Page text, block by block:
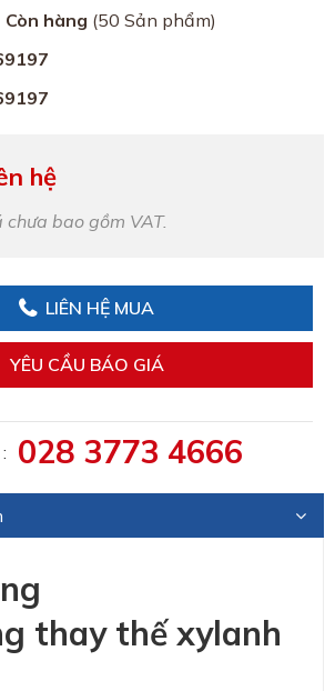
Còn hàng (50 Sản phẩm)
hệ
chưa bao gồm VAT.
LIÊN HỆ MUA
YÊU CẦU BÁO GIÁ
028 3773 4666
thay thế xylanh